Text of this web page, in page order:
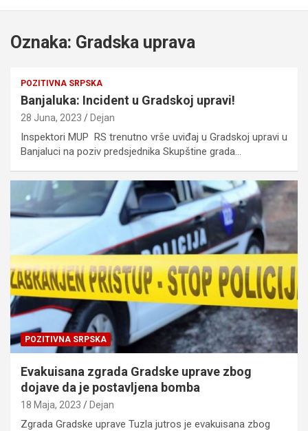
Oznaka: Gradska uprava
POZITIVNA SRPSKA
Banjaluka: Incident u Gradskoj upravi!
28 Juna, 2023 Dejan
Inspektori MUP RS trenutno vrše uviđaj u Gradskoj upravi u
Banjaluci na poziv predsjednika Skupštine grada…
POZITIVNA SRPSKA
Evakuisana zgrada Gradske uprave zbog
dojave da je postavljena bomba
18 Maja, 2023 Dejan
Zgrada Gradske uprave Tuzla jutros je evakuisana zbog